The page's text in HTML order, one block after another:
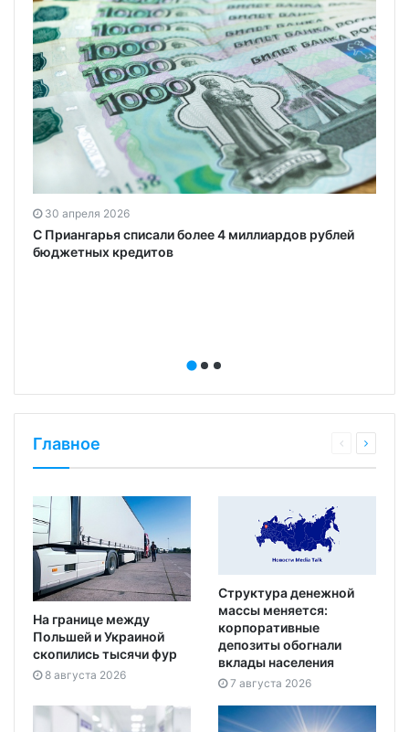
30 апреля 2026
С Приангарья списали более 4 миллиардов рублей
бюджетных кредитов
Главное
На границе между
Польшей и Украиной
скопились тысячи фур
8 августа 2026
Структура денежной
массы меняется:
корпоративные
депозиты обогнали
вклады населения
7 августа 2026